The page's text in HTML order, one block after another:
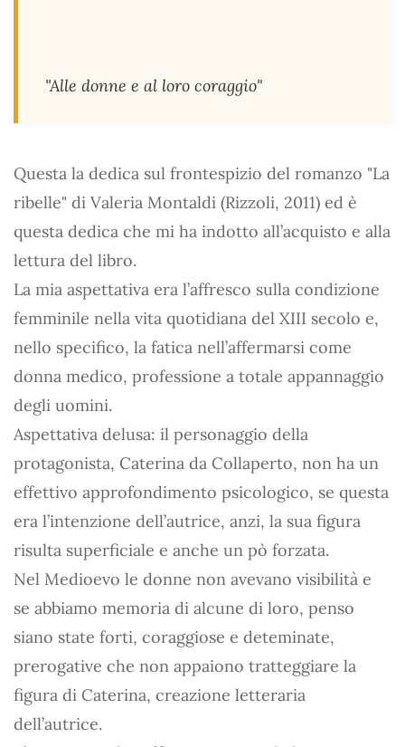
"Alle donne e al loro coraggio"
Questa la dedica sul frontespizio del romanzo "La
ribelle" di Valeria Montaldi (Rizzoli, 2011) ed è
questa dedica che mi ha indotto all’acquisto e alla
lettura del libro.
La mia aspettativa era l’affresco sulla condizione
femminile nella vita quotidiana del XIII secolo e,
nello specifico, la fatica nell’affermarsi come
donna medico, professione a totale appannaggio
degli uomini.
Aspettativa delusa: il personaggio della
protagonista, Caterina da Collaperto, non ha un
effettivo approfondimento psicologico, se questa
era l’intenzione dell’autrice, anzi, la sua figura
risulta superficiale e anche un pò forzata.
Nel Medioevo le donne non avevano visibilità e
se abbiamo memoria di alcune di loro, penso
siano state forti, coraggiose e deteminate,
prerogative che non appaiono tratteggiare la
figura di Caterina, creazione letteraria
dell’autrice.